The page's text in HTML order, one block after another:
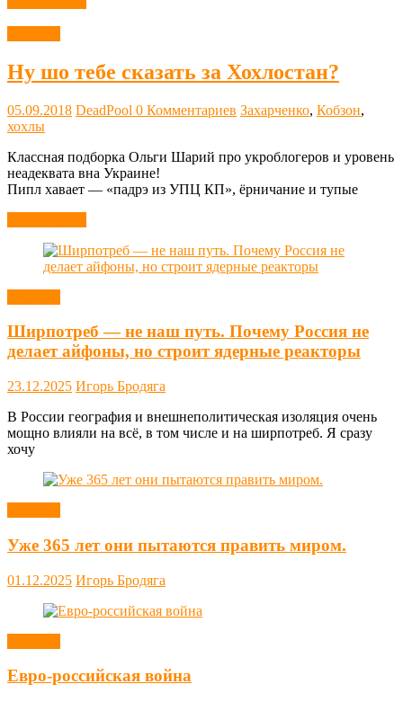
Ну шо тебе сказать за Хохлостан?
05.09.2018 DeadPool 0 Комментариев Захарченко, Кобзон,
хохлы
Классная подборка Ольги Шарий про укроблогеров и уровень
неадеквата вна Украине!
Пипл хавает — «падрэ из УПЦ КП», ёрничание и тупые
Ширпотреб — не наш путь. Почему Россия не
делает айфоны, но строит ядерные реакторы
23.12.2025 Игорь Бродяга
В России география и внешнеполитическая изоляция очень
мощно влияли на всё, в том числе и на ширпотреб. Я сразу
хочу
Уже 365 лет они пытаются править миром.
01.12.2025 Игорь Бродяга
Евро-российская война